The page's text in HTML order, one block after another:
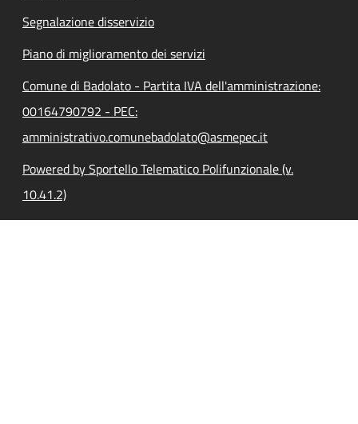
Segnalazione disservizio
Piano di miglioramento dei servizi
Comune di Badolato - Partita IVA dell'amministrazione:
00164790792 - PEC:
amministrativo.comunebadolato@asmepec.it
Powered by Sportello Telematico Polifunzionale (v.
10.41.2)